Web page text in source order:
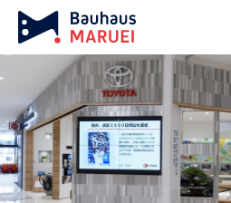
ホーム 実績紹介 chevron_right